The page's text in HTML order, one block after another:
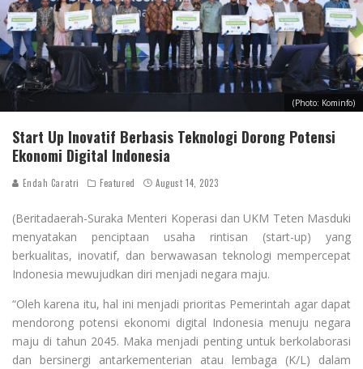
(Photo: Kominfo)
Start Up Inovatif Berbasis Teknologi Dorong Potensi
Ekonomi Digital Indonesia
Endah Caratri Featured August 14, 2023
(Beritadaerah-Suraka Menteri Koperasi dan UKM Teten Masduki
menyatakan penciptaan usaha rintisan (start-up) yang
berkualitas, inovatif, dan berwawasan teknologi mempercepat
Indonesia mewujudkan diri menjadi negara maju.
“Oleh karena itu, hal ini menjadi prioritas Pemerintah agar dapat
mendorong potensi ekonomi digital Indonesia menuju negara
maju di tahun 2045. Maka menjadi penting untuk berkolaborasi
dan bersinergi antarkementerian atau lembaga (K/L) dalam